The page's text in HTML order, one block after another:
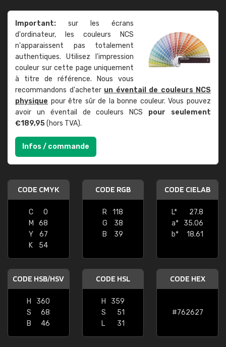
Important: sur les écrans
d'ordinateur, les couleurs NCS
n'apparaissent pas totalement
authentiques. Utilisez l'impression
couleur sur cette page uniquement
à titre de référence. Nous vous
recommandons d'acheter un éventail de couleurs NCS
physique pour être sûr de la bonne couleur. Vous pouvez
avoir un éventail de couleurs NCS pour seulement
€189,95(hors TVA).
Infos / commande
CODE CMYK
C
0
M
68
Y
67
K
54
CODE RGB
R
118
G
38
B
39
CODE CIELAB
L*
27.8
a*
35.06
b*
18.61
CODE HSB/HSV
H
360
S
68
B
46
CODE HSL
H
359
S
51
L
31
CODE HEX
#762627